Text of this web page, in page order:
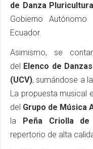
de Danza
Gobierno Autónomo
Ecuador.
Asimismo, se
del
Elenco de
(UCV), sumándose a
La propuesta musical
del Grupo de Música
la
Peña Criolla
repertorio de alta